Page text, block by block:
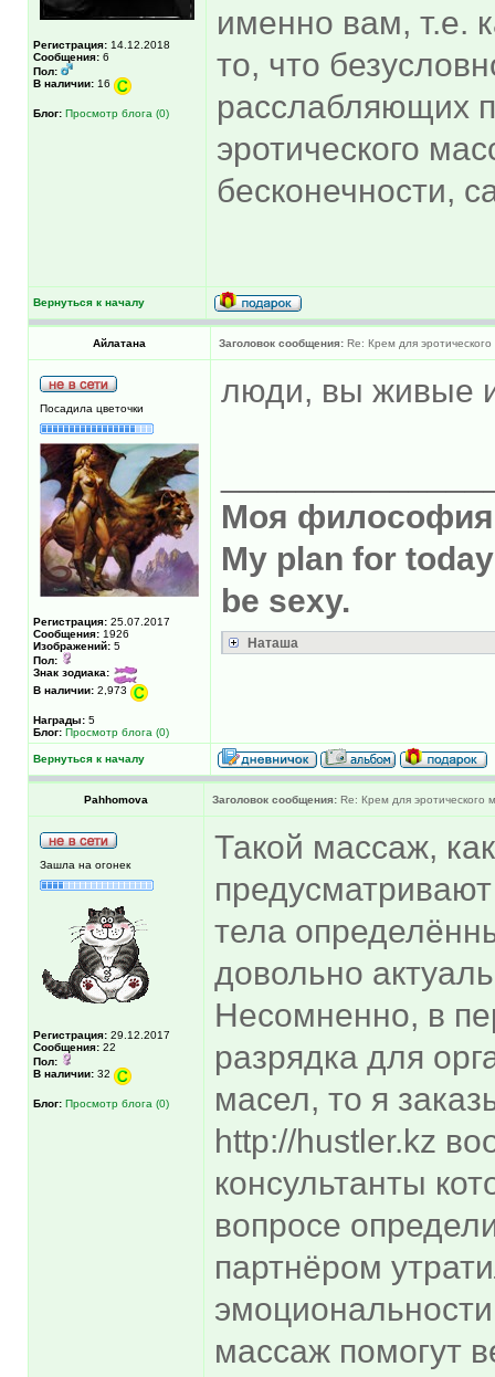
Регистрация: 14.12.2018
Сообщения: 6
Пол:
В наличии: 16
Блог: Просмотр блога (0)
именно вам, т.е.
то, что
расслабляющих
эротического
бесконечности,
Вернуться к началу
Айлатана Заголовок сообщения: Re: Крем для
Посадила цветочки
Регистрация: 25.07.2017
Сообщения: 1926
Изображений: 5
Пол:
Знак зодиака:
В наличии: 2,973
Награды: 5
Блог: Просмотр блога (0)
люди, вы живые
Моя
My plan for
be sexy.
Наташа
Вернуться к началу
Pahhomova Заголовок сообщения: Re: Крем для эротического
Зашла на огонек
Регистрация: 29.12.2017
Сообщения: 22
Пол:
В наличии: 32
Блог: Просмотр блога (0)
Такой массаж,
тела
довольно
Несомненно, в
разрядка для
масел, то я
http://hustler.kz
консультанты
вопросе
партнёром
массаж помогут